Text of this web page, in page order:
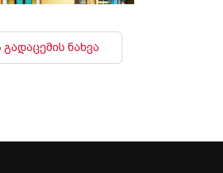
ნახვა